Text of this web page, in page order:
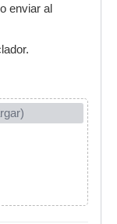
enviar al